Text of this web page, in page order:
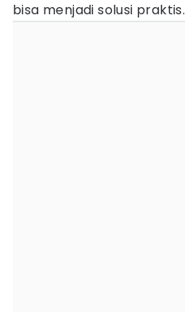
bisa menjadi solusi praktis.